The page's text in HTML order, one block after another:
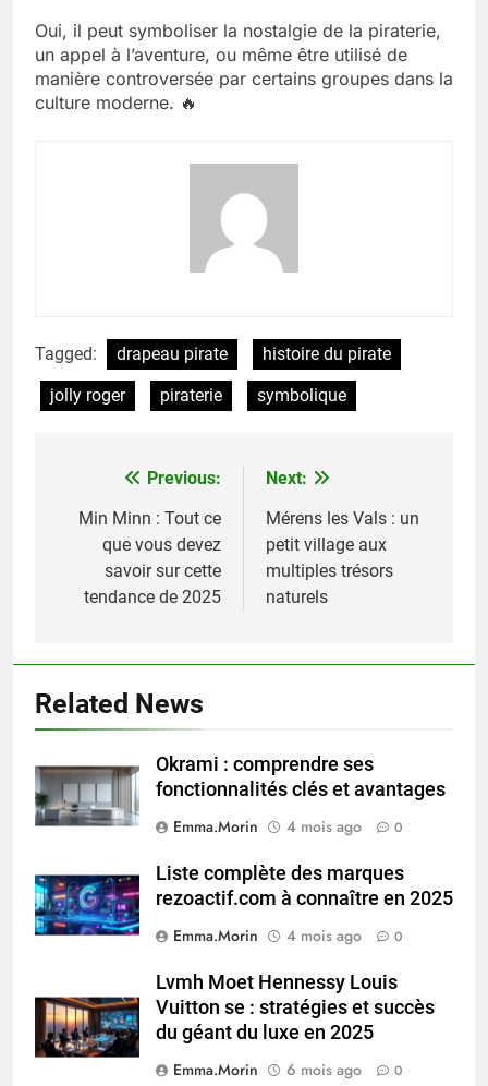
Oui, il peut symboliser la nostalgie de la piraterie,
un appel à l’aventure, ou même être utilisé de
manière controversée par certains groupes dans la
culture moderne. 🔥
Tagged: drapeau pirate
histoire du pirate
jolly roger
piraterie symbolique
Navigation
de
l’article
Previous:
Min Minn : Tout ce
que vous devez
savoir sur cette
tendance de 2025
Next:
Mérens les Vals : un
petit village aux
multiples trésors
naturels
Related News
Okrami : comprendre ses
fonctionnalités clés et avantages
Emma.Morin
4 mois ago 0
Liste complète des marques
rezoactif.com à connaître en 2025
Emma.Morin
4 mois ago 0
Lvmh Moet Hennessy Louis
Vuitton se : stratégies et succès
du géant du luxe en 2025
Emma.Morin
6 mois ago 0